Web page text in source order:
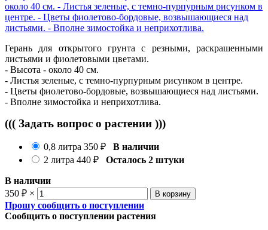
Герань для открытого грунта с резными, раскрашенными
листьями и фиолетовыми цветами.
- Высота - около 40 см.
- Листья зеленые, с темно-пурпурным рисунком в центре.
- Цветы фиолетово-бордовые, возвышающиеся над листьями.
- Вполне зимостойка и неприхотлива.
((( Задать вопрос о растении )))
0,8 литра 350 ₽
В наличии
2 литра 440 ₽ Осталось 2 штуки
В наличии
350 ₽ ×
Прошу сообщить о поступлении
Сообщить о поступлении растения